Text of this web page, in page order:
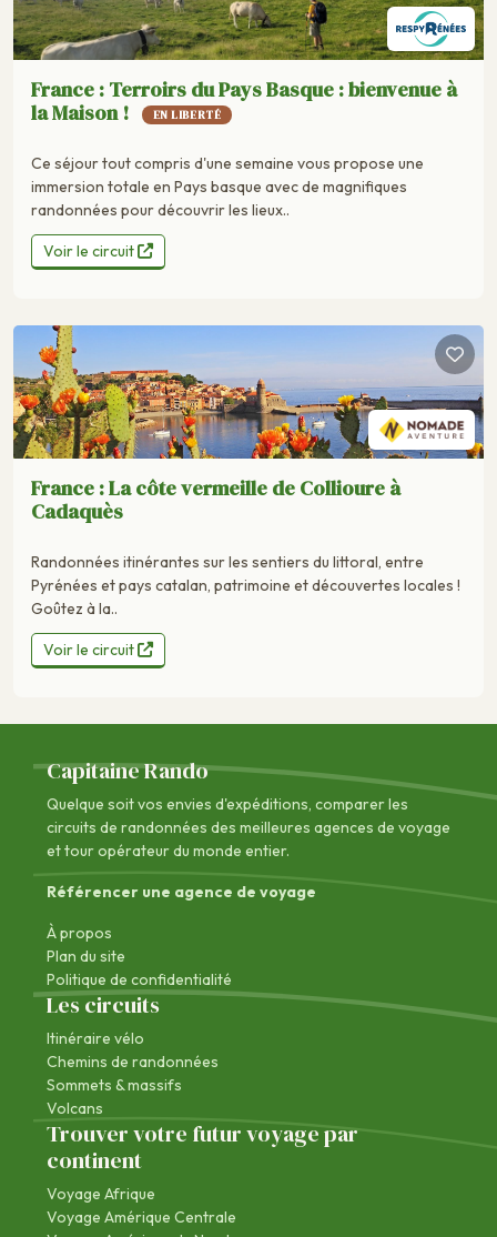
France : Terroirs du Pays Basque : bienvenue à
la Maison !
EN LIBERTÉ
Ce séjour tout compris d'une semaine vous propose une
immersion totale en Pays basque avec de magnifiques
randonnées pour découvrir les lieux..
Voir le circuit
France : La côte vermeille de Collioure à
Cadaquès
Randonnées itinérantes sur les sentiers du littoral, entre
Pyrénées et pays catalan, patrimoine et découvertes locales !
Goûtez à la..
Voir le circuit
Capitaine Rando
Quelque soit vos envies d'expéditions, comparer les
circuits de randonnées des meilleures agences de voyage
et tour opérateur du monde entier.
Référencer une agence de voyage
À propos
Plan du site
Politique de confidentialité
Les circuits
Itinéraire vélo
Chemins de randonnées
Sommets & massifs
Volcans
Trouver votre futur voyage par
continent
Voyage Afrique
Voyage Amérique Centrale